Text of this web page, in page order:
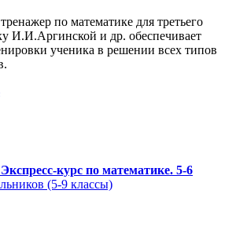
по математике для третьего
И.И.Аргинской и др. обеспечивает
ученика в решении всех типов
курс по математике. 5-6
(5-9 классы)